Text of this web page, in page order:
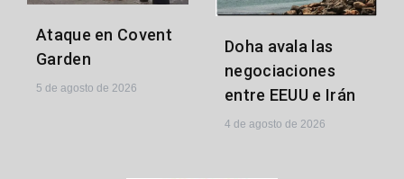
Ataque en Covent
Garden
5 de agosto de 2026
Doha avala las
negociaciones
entre EEUU e Irán
4 de agosto de 2026